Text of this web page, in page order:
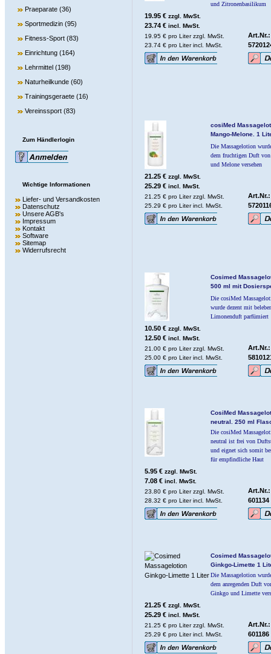
Praeparate (36)
Sportmedizin (95)
Fitness-Sport (83)
Einrichtung (164)
Lehrmittel (198)
Naturheilkunde (60)
Trainingsgeraete (16)
Vereinssport (83)
Zum Händlerlogin
Wichtige Informationen
Liefer- und Versandkosten
Datenschutz
Unsere AGB's
Impressum
Kontakt
Software
Sitemap
Widerrufsrecht
und Zitronenbasilikum
19.95 € zzgl. MwSt.
23.74 € incl. MwSt.
Art.Nr.:
19.95 € pro Liter zzgl. MwSt.
23.74 € pro Liter incl. MwSt.
cosiMed
Mango-Melone. 1
Die Massagelotion
dem fruchtigen Duft
und Melone versehen
21.25 € zzgl. MwSt.
25.29 € incl. MwSt.
Art.Nr.:
21.25 € pro Liter zzgl. MwSt.
25.29 € pro Liter incl. MwSt.
Cosimed
500 ml mit
Die cosiMed
wurde dezent mit
Limonenduft parfümiert
10.50 € zzgl. MwSt.
12.50 € incl. MwSt.
Art.Nr.:
21.00 € pro Liter zzgl. MwSt.
25.00 € pro Liter incl. MwSt.
CosiMed
neutral. 250 ml
Die cosiMed
neutral ist frei von
und eignet sich somit
für empfindliche Haut
5.95 € zzgl. MwSt.
7.08 € incl. MwSt.
Art.Nr.:
601134
23.80 € pro Liter zzgl. MwSt.
28.32 € pro Liter incl. MwSt.
Cosimed
Ginkgo-Limette 1
Die Massagelotion
dem anregenden Duft
Ginkgo und Limette
21.25 € zzgl. MwSt.
25.29 € incl. MwSt.
Art.Nr.:
601186
21.25 € pro Liter zzgl. MwSt.
25.29 € pro Liter incl. MwSt.